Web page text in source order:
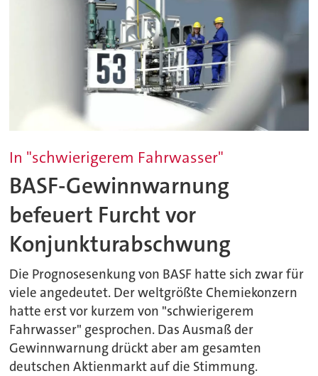
In "schwierigerem Fahrwasser"
BASF-Gewinnwarnung
befeuert Furcht vor
Konjunkturabschwung
Die Prognosesenkung von BASF hatte sich zwar für
viele angedeutet. Der weltgrößte Chemiekonzern
hatte erst vor kurzem von "schwierigerem
Fahrwasser" gesprochen. Das Ausmaß der
Gewinnwarnung drückt aber am gesamten
deutschen Aktienmarkt auf die Stimmung.